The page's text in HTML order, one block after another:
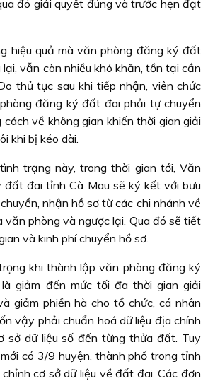
đó giải quyết đúng và trước hẹn đạt
hiệu quả mà văn phòng đăng ký đất
vẫn còn nhiều khó khăn, tồn tại cần
thủ tục sau khi tiếp nhận, viên chức
đăng ký đất đai phải tự chuyển
về không gian khiến thời gian giải
khi bị kéo dài.
trạng này, trong thời gian tới, Văn
đai tỉnh Cà Mau sẽ ký kết với bưu
nhận hồ sơ từ các chi nhánh về
văn phòng và ngược lại. Qua đó sẽ tiết
và kinh phí chuyển hồ sơ.
khi thành lập văn phòng đăng ký
giảm đến mức tối đa thời gian giải
giảm phiền hà cho tổ chức, cá nhân
vậy phải chuẩn hoá dữ liệu địa chính
sở dữ liệu số đến từng thửa đất. Tuy
có 3/9 huyện, thành phố trong tỉnh
cơ sở dữ liệu về đất đai. Các đơn